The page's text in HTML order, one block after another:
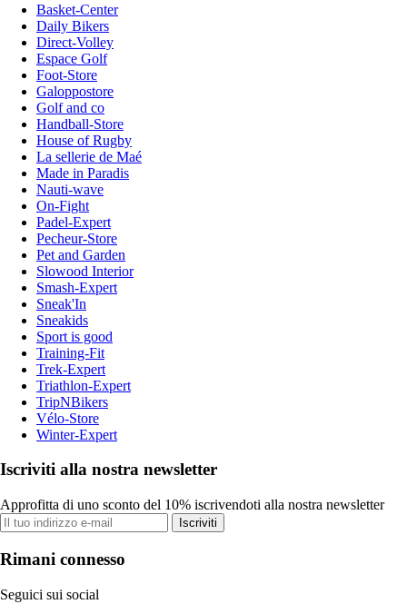
Basket-Center
Daily Bikers
Direct-Volley
Espace Golf
Foot-Store
Galoppostore
Golf and co
Handball-Store
House of Rugby
La sellerie de Maé
Made in Paradis
Nauti-wave
On-Fight
Padel-Expert
Pecheur-Store
Pet and Garden
Slowood Interior
Smash-Expert
Sneak'In
Sneakids
Sport is good
Training-Fit
Trek-Expert
Triathlon-Expert
TripNBikers
Vélo-Store
Winter-Expert
Iscriviti alla nostra newsletter
Approfitta di uno sconto del 10% iscrivendoti alla nostra newsletter
Iscriviti
Rimani connesso
Seguici sui social